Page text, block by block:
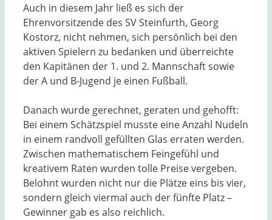
Auch in diesem Jahr ließ es sich der
Ehrenvorsitzende des SV Steinfurth, Georg
Kostorz, nicht nehmen, sich persönlich bei den
aktiven Spielern zu bedanken und überreichte
den Kapitänen der 1. und 2. Mannschaft sowie
der A und B-Jugend je einen Fußball.
Danach wurde gerechnet, geraten und gehofft:
Bei einem Schätzspiel musste eine Anzahl Nudeln
in einem randvoll gefüllten Glas erraten werden.
Zwischen mathematischem Feingefühl und
kreativem Raten wurden tolle Preise vergeben.
Belohnt wurden nicht nur die Plätze eins bis vier,
sondern gleich viermal auch der fünfte Platz –
Gewinner gab es also reichlich.